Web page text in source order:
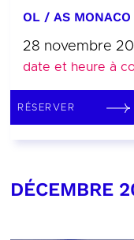
OL / AS MONACO
28 novembre
date et heure à
RÉSERVER
DÉCEMBRE